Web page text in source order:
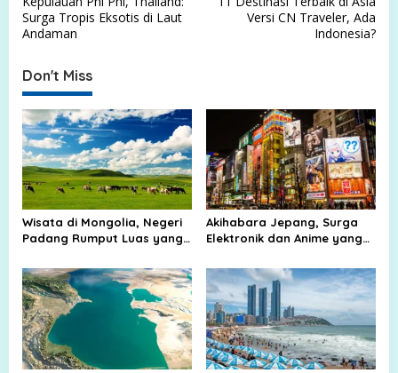
o
s
t
n
a
v
i
g
a
t
i
o
n
Surga Tropis Eksotis di Laut
Andaman
Versi CN Traveler, Ada
Indonesia?
Don't Miss
Wisata di Mongolia, Negeri
Padang Rumput Luas yang
Lebih Dekat
Akihabara Jepang, Surga
Elektronik dan Anime yang